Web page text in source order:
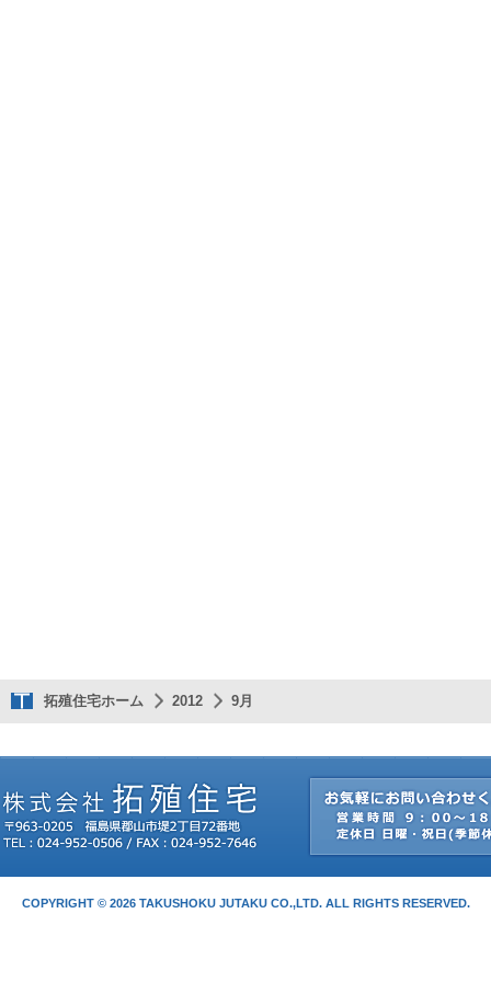
拓殖住宅ホーム 2012 9月
COPYRIGHT © 2026 TAKUSHOKU JUTAKU CO.,LTD. ALL RIGHTS RESERVED.